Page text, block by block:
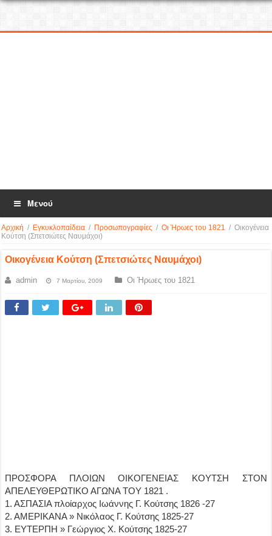
Μενού
Αρχική / Εγκυκλοπαίδεια / Προσωπογραφίες / Οι Ήρωες του 1821 / Οικογένεια
Κούτση (Σπετσιώτες Ναυμάχοι)
Οικογένεια Κούτση (Σπετσιώτες Ναυμάχοι)
admin 7 Μαρτίου, 2009 Οι Ήρωες του 1821
ΠΡΟΣΦΟΡΑ ΠΛΟΙΩΝ ΟΙΚΟΓΕΝΕΙΑΣ ΚΟΥΤΣΗ ΣΤΟΝ
ΑΠΕΛΕΥΘΕΡΩΤΙΚΟ ΑΓΩΝΑ ΤΟΥ 1821 .
1. ΑΣΠΑΣΙΑ πλοίαρχος Ιωάννης Γ. Κούτσης 1826 -27
2. ΑΜΕΡΙΚΑΝΑ » Νικόλαος Γ. Κούτσης 1825-27
3. ΕΥΤΕΡΠΗ » Γεώργιος Χ. Κούτσης 1825-27